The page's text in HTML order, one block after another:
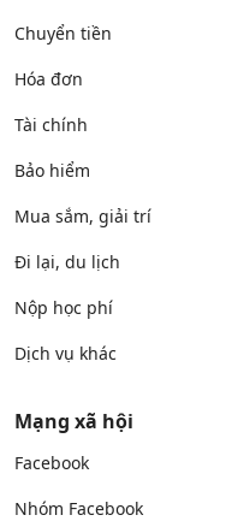
Chuyển tiền
Hóa đơn
Tài chính
Bảo hiểm
Mua sắm, giải trí
Đi lại, du lịch
Nộp học phí
Dịch vụ khác
Mạng xã hội
Facebook
Nhóm Facebook